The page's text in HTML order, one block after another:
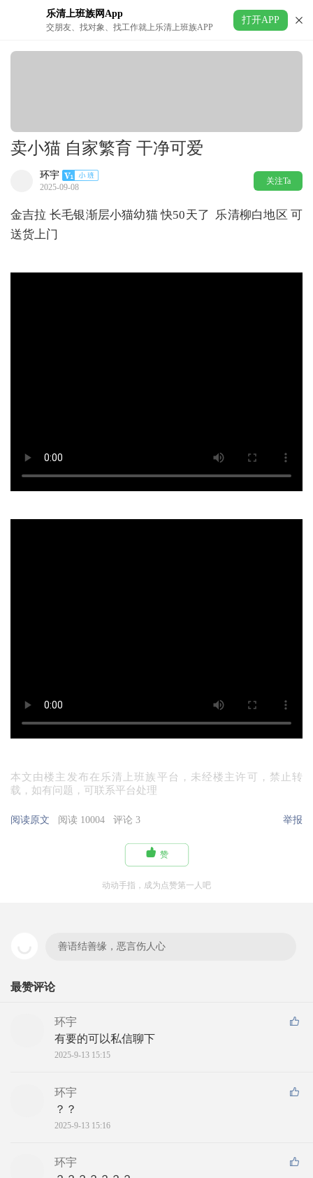
乐清上班族网App
交朋友、找对象、找工作就上乐清上班族APP
打开APP
卖小猫 自家繁育 干净可爱
环宇
2025-09-08
关注Ta
金吉拉 长毛银渐层小猫幼猫 快50天了 乐清柳白地区 可
送货上门
本文由楼主发布在乐清上班族平台，未经楼主许可，禁止转
载，如有问题，可联系平台处理
阅读原文 阅读 10004 评论 3 举报
 赞
动动手指，成为点赞第一人吧
善语结善缘，恶言伤人心
最赞评论
环宇
有要的可以私信聊下
2025-9-13 15:15
环宇
？？
2025-9-13 15:16
环宇